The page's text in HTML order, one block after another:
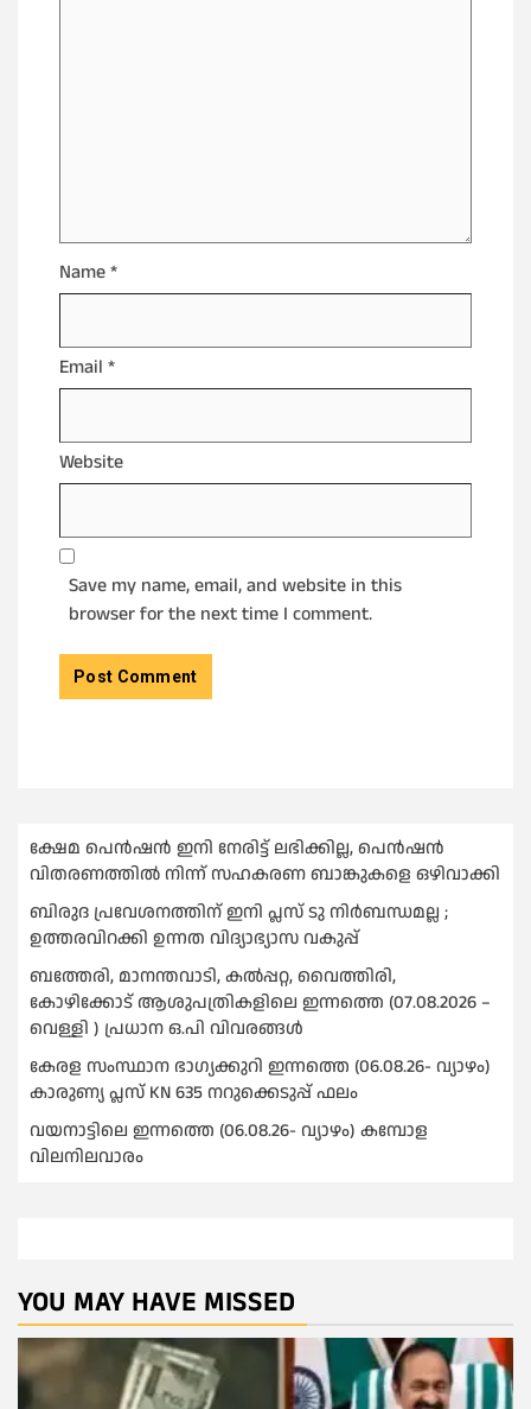
Name*
Email *
Website
Save my name, email, and website in this
browser for the next time I comment.
ക്ഷേമ പെൻഷൻ ഇനി നേരിട്ട് ലഭിക്കില്ല, പെൻഷൻ
വിതരണത്തില്‍ നിന്ന് സഹകരണ ബാങ്കുകളെ ഒഴിവാക്കി
ബിരുദ പ്രവേശനത്തിന് ഇനി പ്ലസ് ടു നിര്‍ബന്ധമല്ല ;
ഉത്തരവിറക്കി ഉന്നത വിദ്യാഭ്യാസ വകുപ്പ്
ബത്തേരി, മാനന്തവാടി, കൽപ്പറ്റ, വൈത്തിരി,
കോഴിക്കോട് ആശുപത്രികളിലെ ഇന്നത്തെ (07.08.2026 –
വെള്ളി ) പ്രധാന ഒ.പി വിവരങ്ങൾ
കേരള സംസ്ഥാന ഭാഗ്യക്കുറി ഇന്നത്തെ (06.08.26- വ്യാഴം)
കാരുണ്യ പ്ലസ് KN 635 നറുക്കെടുപ്പ് ഫലം
വയനാട്ടിലെ ഇന്നത്തെ (06.08.26- വ്യാഴം) കമ്പോള
വിലനിലവാരം
YOU MAY HAVE MISSED